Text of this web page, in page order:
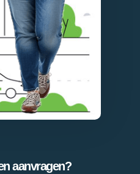
aanvragen?